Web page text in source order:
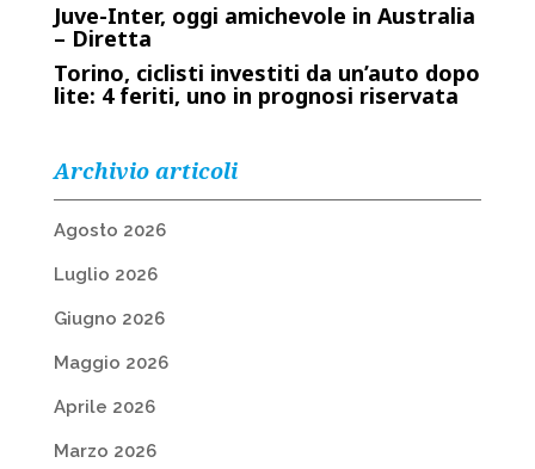
Juve-Inter, oggi amichevole in Australia
– Diretta
Torino, ciclisti investiti da un’auto dopo
lite: 4 feriti, uno in prognosi riservata
Archivio articoli
Agosto 2026
Luglio 2026
Giugno 2026
Maggio 2026
Aprile 2026
Marzo 2026